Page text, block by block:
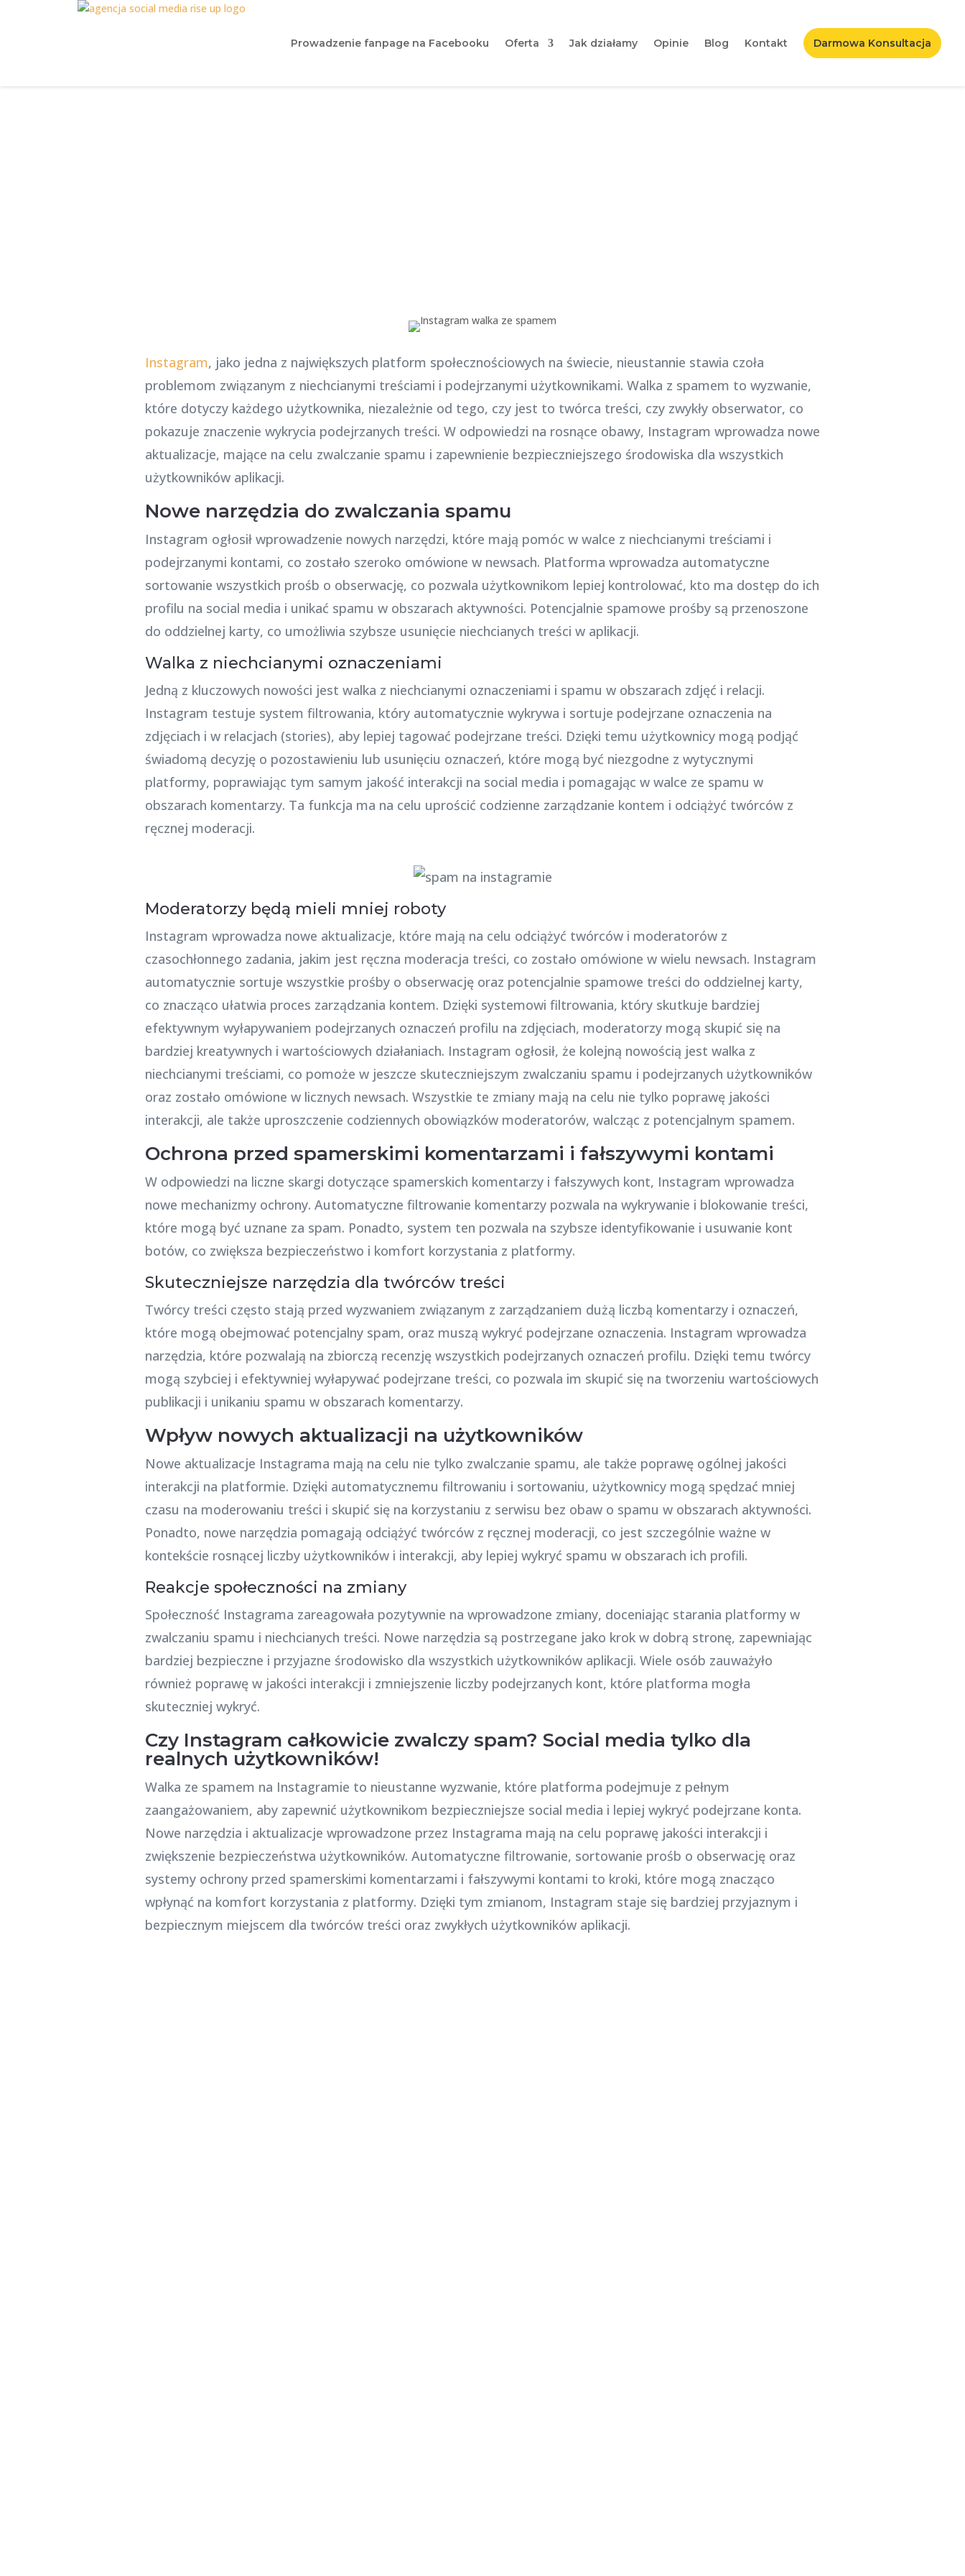
Prowadzenie fanpage na Facebooku Oferta Jak działamy Opinie Blog Kontakt Darmowa Konsultacja
Instagram, jako jedna z największych platform społecznościowych na świecie, nieustannie stawia czoła
problemom związanym z niechcianymi treściami i podejrzanymi użytkownikami. Walka z spamem to wyzwanie,
które dotyczy każdego użytkownika, niezależnie od tego, czy jest to twórca treści, czy zwykły obserwator, co
pokazuje znaczenie wykrycia podejrzanych treści. W odpowiedzi na rosnące obawy, Instagram wprowadza nowe
aktualizacje, mające na celu zwalczanie spamu i zapewnienie bezpieczniejszego środowiska dla wszystkich
użytkowników aplikacji.
Nowe narzędzia do zwalczania spamu
Instagram ogłosił wprowadzenie nowych narzędzi, które mają pomóc w walce z niechcianymi treściami i
podejrzanymi kontami, co zostało szeroko omówione w newsach. Platforma wprowadza automatyczne
sortowanie wszystkich prośb o obserwację, co pozwala użytkownikom lepiej kontrolować, kto ma dostęp do ich
profilu na social media i unikać spamu w obszarach aktywności. Potencjalnie spamowe prośby są przenoszone
do oddzielnej karty, co umożliwia szybsze usunięcie niechcianych treści w aplikacji.
Walka z niechcianymi oznaczeniami
Jedną z kluczowych nowości jest walka z niechcianymi oznaczeniami i spamu w obszarach zdjęć i relacji.
Instagram testuje system filtrowania, który automatycznie wykrywa i sortuje podejrzane oznaczenia na
zdjęciach i w relacjach (stories), aby lepiej tagować podejrzane treści. Dzięki temu użytkownicy mogą podjąć
świadomą decyzję o pozostawieniu lub usunięciu oznaczeń, które mogą być niezgodne z wytycznymi
platformy, poprawiając tym samym jakość interakcji na social media i pomagając w walce ze spamu w
obszarach komentarzy. Ta funkcja ma na celu uprościć codzienne zarządzanie kontem i odciążyć twórców z
ręcznej moderacji.
Moderatorzy będą mieli mniej roboty
Instagram wprowadza nowe aktualizacje, które mają na celu odciążyć twórców i moderatorów z
czasochłonnego zadania, jakim jest ręczna moderacja treści, co zostało omówione w wielu newsach. Instagram
automatycznie sortuje wszystkie prośby o obserwację oraz potencjalnie spamowe treści do oddzielnej karty,
co znacząco ułatwia proces zarządzania kontem. Dzięki systemowi filtrowania, który skutkuje bardziej
efektywnym wyłapywaniem podejrzanych oznaczeń profilu na zdjęciach, moderatorzy mogą skupić się na
bardziej kreatywnych i wartościowych działaniach. Instagram ogłosił, że kolejną nowością jest walka z
niechcianymi treściami, co pomoże w jeszcze skuteczniejszym zwalczaniu spamu i podejrzanych użytkowników
oraz zostało omówione w licznych newsach. Wszystkie te zmiany mają na celu nie tylko poprawę jakości
interakcji, ale także uproszczenie codziennych obowiązków moderatorów, walcząc z potencjalnym spamem.
Ochrona przed spamerskimi komentarzami i fałszywymi kontami
W odpowiedzi na liczne skargi dotyczące spamerskich komentarzy i fałszywych kont, Instagram wprowadza
nowe mechanizmy ochrony. Automatyczne filtrowanie komentarzy pozwala na wykrywanie i blokowanie treści,
które mogą być uznane za spam. Ponadto, system ten pozwala na szybsze identyfikowanie i usuwanie kont
botów, co zwiększa bezpieczeństwo i komfort korzystania z platformy.
Skuteczniejsze narzędzia dla twórców treści
Twórcy treści często stają przed wyzwaniem związanym z zarządzaniem dużą liczbą komentarzy i oznaczeń,
które mogą obejmować potencjalny spam, oraz muszą wykryć podejrzane oznaczenia. Instagram wprowadza
narzędzia, które pozwalają na zbiorczą recenzję wszystkich podejrzanych oznaczeń profilu. Dzięki temu twórcy
mogą szybciej i efektywniej wyłapywać podejrzane treści, co pozwala im skupić się na tworzeniu wartościowych
publikacji i unikaniu spamu w obszarach komentarzy.
Wpływ nowych aktualizacji na użytkowników
Nowe aktualizacje Instagrama mają na celu nie tylko zwalczanie spamu, ale także poprawę ogólnej jakości
interakcji na platformie. Dzięki automatycznemu filtrowaniu i sortowaniu, użytkownicy mogą spędzać mniej
czasu na moderowaniu treści i skupić się na korzystaniu z serwisu bez obaw o spamu w obszarach aktywności.
Ponadto, nowe narzędzia pomagają odciążyć twórców z ręcznej moderacji, co jest szczególnie ważne w
kontekście rosnącej liczby użytkowników i interakcji, aby lepiej wykryć spamu w obszarach ich profili.
Reakcje społeczności na zmiany
Społeczność Instagrama zareagowała pozytywnie na wprowadzone zmiany, doceniając starania platformy w
zwalczaniu spamu i niechcianych treści. Nowe narzędzia są postrzegane jako krok w dobrą stronę, zapewniając
bardziej bezpieczne i przyjazne środowisko dla wszystkich użytkowników aplikacji. Wiele osób zauważyło
również poprawę w jakości interakcji i zmniejszenie liczby podejrzanych kont, które platforma mogła
skuteczniej wykryć.
Czy Instagram całkowicie zwalczy spam? Social media tylko dla
realnych użytkowników!
Walka ze spamem na Instagramie to nieustanne wyzwanie, które platforma podejmuje z pełnym
zaangażowaniem, aby zapewnić użytkownikom bezpieczniejsze social media i lepiej wykryć podejrzane konta.
Nowe narzędzia i aktualizacje wprowadzone przez Instagrama mają na celu poprawę jakości interakcji i
zwiększenie bezpieczeństwa użytkowników. Automatyczne filtrowanie, sortowanie prośb o obserwację oraz
systemy ochrony przed spamerskimi komentarzami i fałszywymi kontami to kroki, które mogą znacząco
wpłynąć na komfort korzystania z platformy. Dzięki tym zmianom, Instagram staje się bardziej przyjaznym i
bezpiecznym miejscem dla twórców treści oraz zwykłych użytkowników aplikacji.